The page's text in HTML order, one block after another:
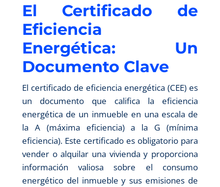
El Certificado de
Eficiencia
Energética: Un
Documento Clave
El certificado de eficiencia energética (CEE) es
un documento que califica la eficiencia
energética de un inmueble en una escala de
la A (máxima eficiencia) a la G (mínima
eficiencia). Este certificado es obligatorio para
vender o alquilar una vivienda y proporciona
información valiosa sobre el consumo
energético del inmueble y sus emisiones de